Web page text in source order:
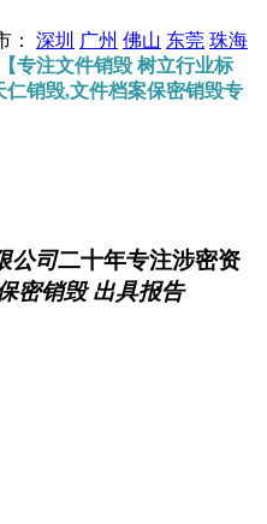
： 深圳 广州 佛山 东莞 珠海
【专注文件销毁 树立行业标
销毁,文件档案保密销毁专
公司二十年专注涉密资
密销毁 出具报告